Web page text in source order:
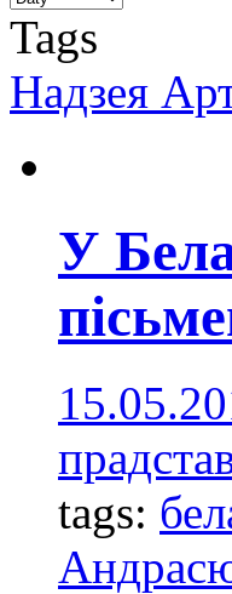
Tags
Надзея
У
tags: